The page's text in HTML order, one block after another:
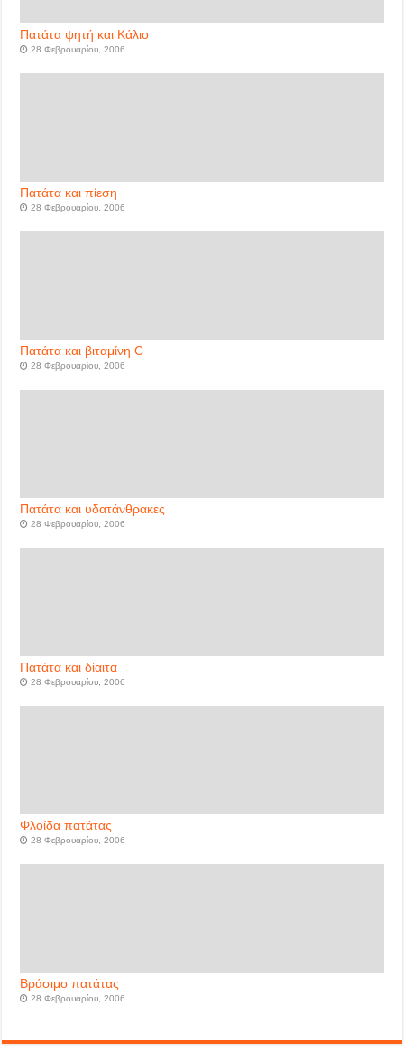
Πατάτα ψητή και Κάλιο
28 Φεβρουαρίου, 2006
Πατάτα και πίεση
28 Φεβρουαρίου, 2006
Πατάτα και βιταμίνη C
28 Φεβρουαρίου, 2006
Πατάτα και υδατάνθρακες
28 Φεβρουαρίου, 2006
Πατάτα και δίαιτα
28 Φεβρουαρίου, 2006
Φλοίδα πατάτας
28 Φεβρουαρίου, 2006
Βράσιμο πατάτας
28 Φεβρουαρίου, 2006